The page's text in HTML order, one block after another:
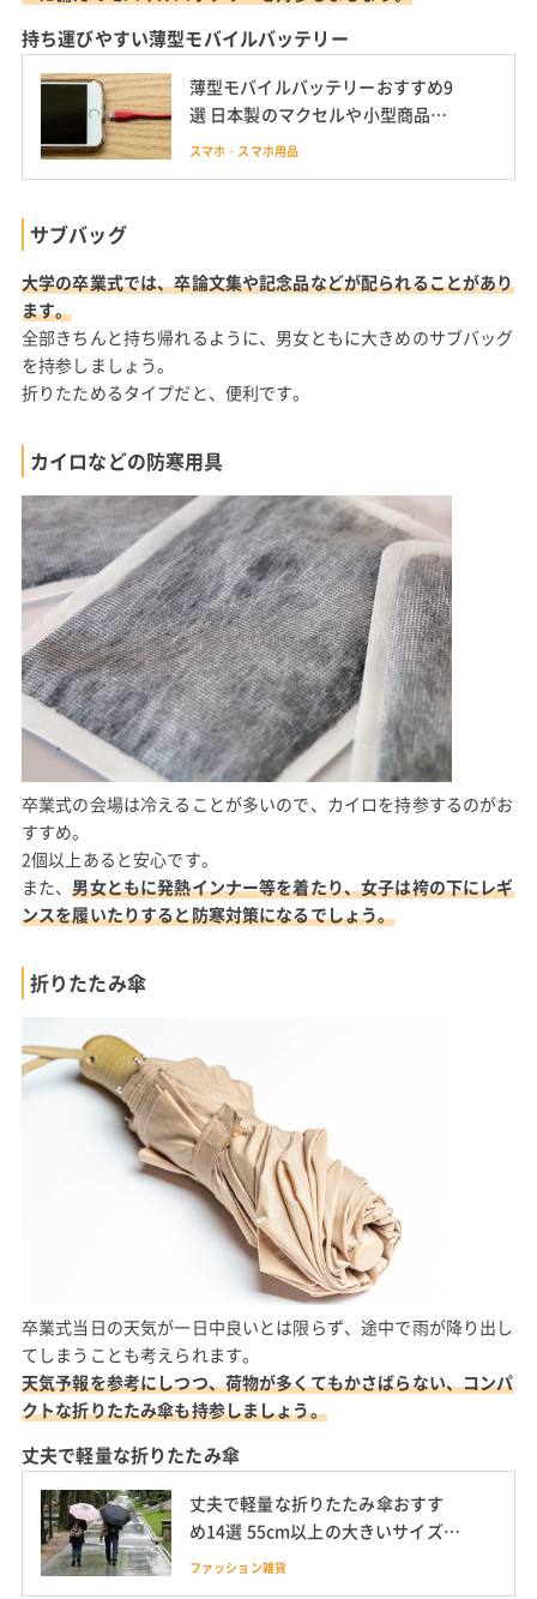
持ち運びやすい薄型モバイルバッテリー
薄型モバイルバッテリーおすすめ9
選 日本製のマクセルや小型商品も
紹介
スマホ・スマホ用品
サブバッグ
大学の卒業式では、卒論文集や記念品などが配られることがあり
ます。
全部きちんと持ち帰れるように、男女ともに大きめのサブバッグ
を持参しましょう。
折りたためるタイプだと、便利です。
カイロなどの防寒用具
卒業式の会場は冷えることが多いので、カイロを持参するのがお
すすめ。
2個以上あると安心です。
また、男女ともに発熱インナー等を着たり、女子は袴の下にレギ
ンスを履いたりすると防寒対策になるでしょう。
折りたたみ傘
卒業式当日の天気が一日中良いとは限らず、途中で雨が降り出し
てしまうことも考えられます。
天気予報を参考にしつつ、荷物が多くてもかさばらない、コンパ
クトな折りたたみ傘も持参しましょう。
丈夫で軽量な折りたたみ傘
丈夫で軽量な折りたたみ傘おすす
め14選 55cm以上の大きいサイズ・
自動開閉も
ファッション雑貨